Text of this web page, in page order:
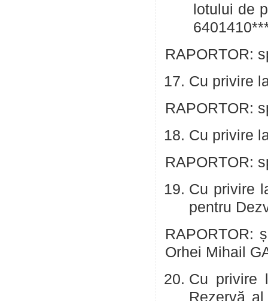
lotului de
RAPORTOR:
Cu privire
RAPORTOR:
Cu privire
RAPORTOR:
Cu privire
pentru
RAPORTOR:
Orhei Mihail
Cu privire
Rezervă